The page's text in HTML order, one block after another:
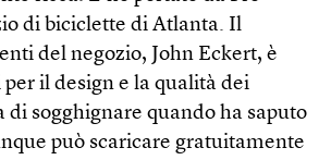
di biciclette di Atlanta. Il
del negozio, John Eckert, è
per il design e la qualità dei
sogghignare quando ha saputo
può scaricare gratuitamente